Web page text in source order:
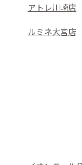
アトレ川崎店
ルミネ大宮店